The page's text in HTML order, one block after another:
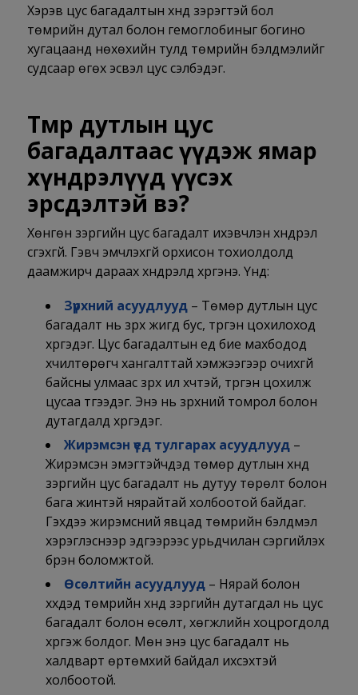
Хэрэв цус багадалтын хүнд зэрэгтэй бол
төмрийн дутал болон гемоглобиныг богино
хугацаанд нөхөхийн тулд төмрийн бэлдмэлийг
судсаар өгөх эсвэл цус сэлбэдэг.
Төмөр дутлын цус
багадалтаас үүдэж ямар
хүндрэлүүд үүсэх
эрсдэлтэй вэ?
Хөнгөн зэргийн цус багадалт ихэвчлэн хүндрэл
үүсгэхгүй. Гэвч эмчлэхгүй орхисон тохиолдолд
даамжирч дараах хүндрэлд хүргэнэ. Үүнд:
Зүрхний асуудлууд– Төмөр дутлын цус
багадалт нь зүрх жигд бус, түргэн цохилоход
хүргэдэг. Цус багадалтын үед бие махбодод
хүчилтөрөгч хангалттай хэмжээгээр очихгүй
байсны улмаас зүрх илүү хүчтэй, түргэн цохилж
цусаа түгээдэг. Энэ нь зүрхний томрол болон
дутагдалд хүргэдэг.
Жирэмсэн үед тулгарах асуудлууд–
Жирэмсэн эмэгтэйчүүдэд төмөр дутлын хүнд
зэргийн цус багадалт нь дутуу төрөлт болон
бага жинтэй нярайтай холбоотой байдаг.
Гэхдээ жирэмсний явцад төмрийн бэлдмэл
хэрэглэснээр эдгээрээс урьдчилан сэргийлэх
бүрэн боломжтой.
Өсөлтийн асуудлууд – Нярай болон
хүүхдэд төмрийн хүнд зэргийн дутагдал нь цус
багадалт болон өсөлт, хөгжлийн хоцрогдолд
хүргэж болдог. Мөн энэ цус багадалт нь
халдварт өртөмхий байдал ихсэхтэй
холбоотой.